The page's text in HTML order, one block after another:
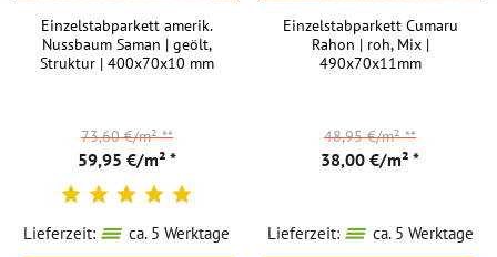
Einzelstabparkett amerik.
Nussbaum Saman | geölt,
Struktur | 400x70x10 mm
59,95 €/m² *
73,60 €/m²**
Lieferzeit:
ca. 5 Werktage
Einzelstabparkett Cumaru
Rahon | roh, Mix |
490x70x11mm
38,00 €/m² *
48,95 €/m²**
Lieferzeit:
ca. 5 Werktage